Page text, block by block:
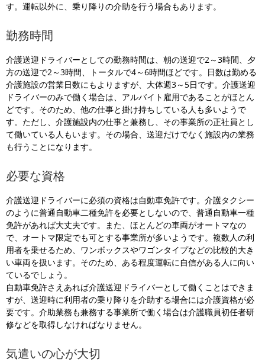
す。運転以外に、乗り降りの介助を行う場合もあります。
勤務時間
介護送迎ドライバーとしての勤務時間は、朝の送迎で2～3時間、夕
方の送迎で2～3時間、トータルで4～6時間ほどです。日数は勤める
介護施設の営業日数にもよりますが、大体週3～5日です。介護送迎
ドライバーのみで働く場合は、アルバイト雇用であることがほとん
どです。そのため、他の仕事と掛け持ちしている人も多いようで
す。ただし、介護施設内の仕事と兼務し、その事業所の正社員とし
て働いている人もいます。その場合、送迎だけでなく施設内の業務
も行うことになります。
必要な資格
介護送迎ドライバーに必須の資格は自動車免許です。介護タクシー
のように普通自動車二種免許を必要としないので、普通自動車一種
免許があれば大丈夫です。また、ほとんどの車両がオートマなの
で、オートマ限定でも可とする事業所が多いようです。複数人の利
用者を乗せるため、ワンボックスやワゴンタイプなどの比較的大き
い車両を扱います。そのため、ある程度運転に自信がある人に向い
ているでしょう。
自動車免許さえあれば介護送迎ドライバーとして働くことはできま
すが、送迎時に利用者の乗り降りを介助する場合には介護資格が必
要です。介助業務も兼務する事業所で働く場合は介護職員初任者研
修などを取得しなければなりません。
気遣いの心が大切